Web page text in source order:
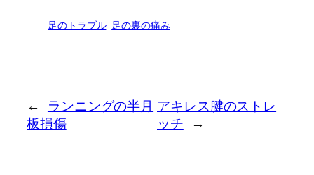
足のトラブル 足の裏の痛み
←
ランニングの半月
板損傷
アキレス腱のストレ
ッチ
→